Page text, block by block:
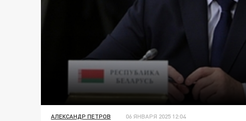
АЛЕКСАНДР ПЕТРОВ 06 ЯНВАРЯ 2025 12:04